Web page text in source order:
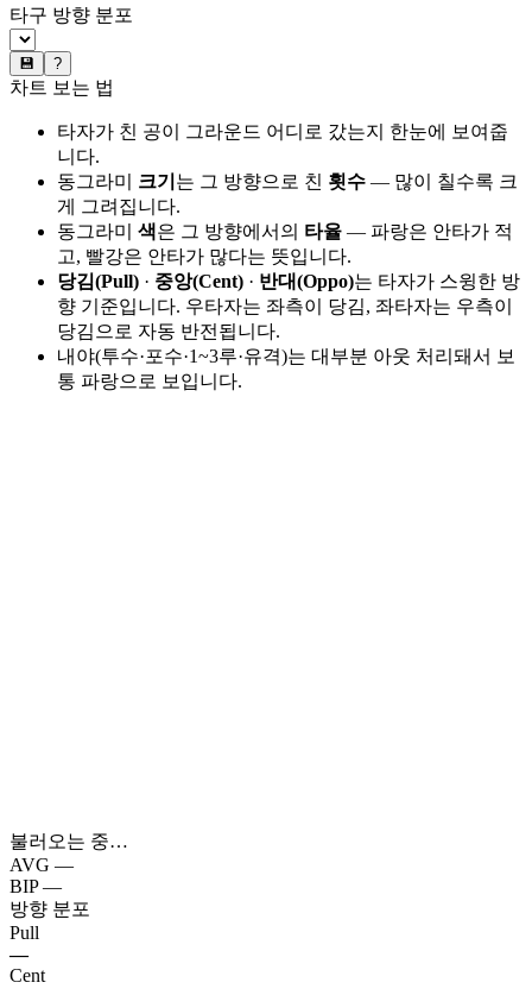
타구 방향 분포
💾 ?
차트 보는 법
타자가 친 공이 그라운드 어디로 갔는지 한눈에 보여줍
니다.
동그라미 크기 는 그 방향으로 친 횟수 — 많이 칠수록 크
게 그려집니다.
동그라미 색은 그 방향에서의 타율 — 파랑은 안타가 적
고, 빨강은 안타가 많다는 뜻입니다.
당김(Pull) · 중앙(Cent) · 반대(Oppo)는 타자가 스윙한 방
향 기준입니다. 우타자는 좌측이 당김, 좌타자는 우측이
당김으로 자동 반전됩니다.
내야(투수·포수·1~3루·유격)는 대부분 아웃 처리돼서 보
통 파랑으로 보입니다.
불러오는 중…
AVG —
BIP —
방향 분포
Pull
—
Cent